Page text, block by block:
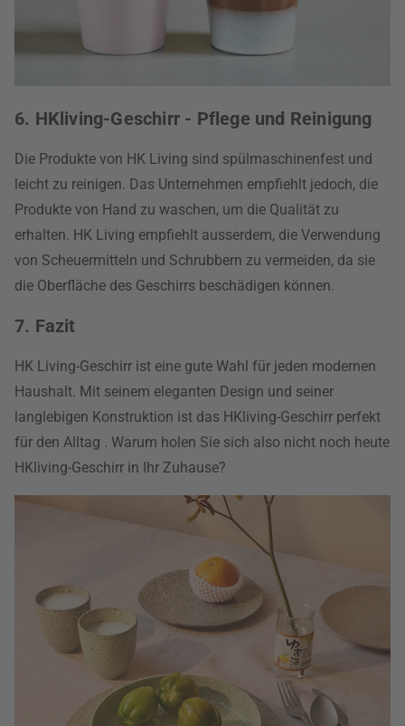
6. HKliving-Geschirr - Pflege und Reinigung
Die Produkte von HK Living sind spülmaschinenfest und
leicht zu reinigen. Das Unternehmen empfiehlt jedoch, die
Produkte von Hand zu waschen, um die Qualität zu
erhalten. HK Living empfiehlt ausserdem, die Verwendung
von Scheuermitteln und Schrubbern zu vermeiden, da sie
die Oberfläche des Geschirrs beschädigen können.
7. Fazit
HK Living-Geschirr ist eine gute Wahl für jeden modernen
Haushalt. Mit seinem eleganten Design und seiner
langlebigen Konstruktion ist das HKliving-Geschirr perfekt
für den Alltag . Warum holen Sie sich also nicht noch heute
HKliving-Geschirr in Ihr Zuhause?